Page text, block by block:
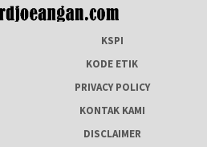
KSPI
KODE ETIK
PRIVACY POLICY
KONTAK KAMI
DISCLAIMER